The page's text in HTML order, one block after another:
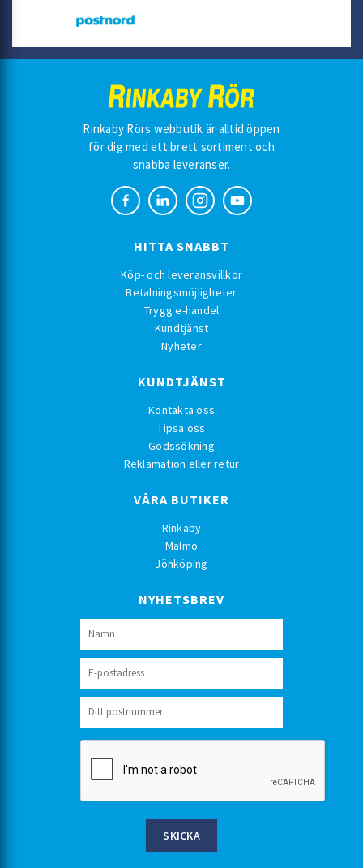
Rinkaby Rörs webbutik är alltid öppen
för dig med ett brett sortiment och
snabba leveranser.
HITTA SNABBT
Köp- och leveransvillkor
Betalningsmöjligheter
Trygg e-handel
Kundtjänst
Nyheter
KUNDTJÄNST
Kontakta oss
Tipsa oss
Godssökning
Reklamation eller retur
VÅRA BUTIKER
Rinkaby
Malmö
Jönköping
NYHETSBREV
SKICKA